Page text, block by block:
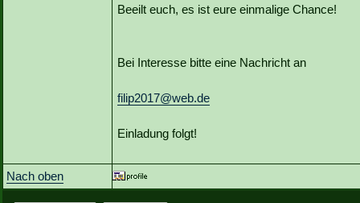
Beeilt euch, es ist eure einmalige Chance!
Bei Interesse bitte eine Nachricht an
filip2017@web.de
Einladung folgt!
Nach oben